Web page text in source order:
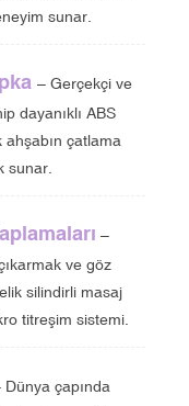
sunar.
– Gerçekçi ve
dayanıklı ABS
çatlama
sunar.
–
ve göz
silindirli masaj
titreşim sistemi.
Dünya çapında